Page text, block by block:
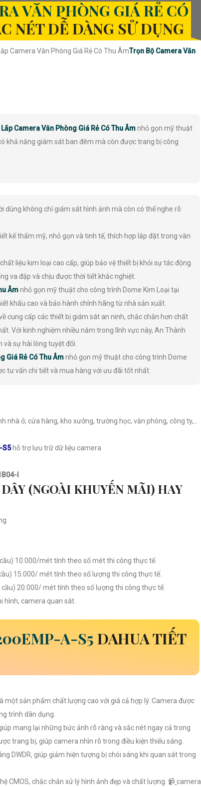
VĂN PHÒNG GIÁ RẺ CÓ
NÉT DỄ DÀNG SỬ DỤNG
Camera Văn Phòng Giá Rẻ Có Thu ÂmTrọn Bộ Camera Văn
Lắp Camera Văn Phòng Giá Rẻ Có Thu Âmnhỏ gọn mỹ thuật
khả năng giám sát ban đêm mà còn được trang bị công
dùng không chỉ giám sát hình ảnh mà còn có thể nghe rõ
kế thẩm mỹ, nhỏ gọn và tinh tế, thích hợp lắp đặt trong văn
liệu kim loại cao cấp, giúp bảo vệ thiết bị khỏi sự tác động
va đập và chịu được thời tiết khắc nghiệt.
Âmnhỏ gọn mỹ thuật cho công trình Dome Kim Loại tại
khấu cao và bảo hành chính hãng từ nhà sản xuất.
cung cấp các thiết bị giám sát an ninh, chắc chắn hơn chất
Với kinh nghiệm nhiều năm trong lĩnh vực này, An Thành
và sự hài lòng tuyệt đối.
Giá Rẻ Có Thu Âmnhỏ gọn mỹ thuật cho công trình Dome
tư vấn chi tiết và mua hàng với ưu đãi tốt nhất.
nhà ở, cửa hàng, kho xưởng, trường học, văn phòng, công ty,...
S5hỗ trợ lưu trữ dữ liệu camera
I
(NGOÀI KHUYẾN MÃI) HAY
10.000/mét tính theo số mét thi công thực tế.
15.000/ mét tính theo số lượng thi công thực tế.
20.000/ mét tính theo số lượng thi công thực tế.
hình, camera quan sát.
A-S5DAHUA TIẾT
một sản phẩm chất lượng cao với giá cả hợp lý. Camera được
trình dân dụng.
mang lại những bức ảnh rõ ràng và sắc nét ngay cả trong
trang bị, giúp camera nhìn rõ trong điều kiện thiếu sáng.
DWDR, giúp giảm hiện tượng bị chói sáng khi quan sát trong
CMOS, chắc chắn xử lý hình ảnh đẹp và chất lượng. 📹 camera